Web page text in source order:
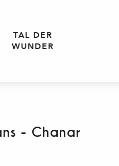
TAL DER
WUNDER
- Chanar